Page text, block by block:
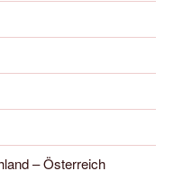
– Österreich